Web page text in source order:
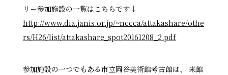
リー参加施設の一覧はこちらです↓
http://www.dia.janis.or.jp/~nccca/attakashare/othe
rs/H26/list/attakashare_spot20161208_2.pdf
参加施設の一つでもある市立岡谷美術館考古館は、 来館